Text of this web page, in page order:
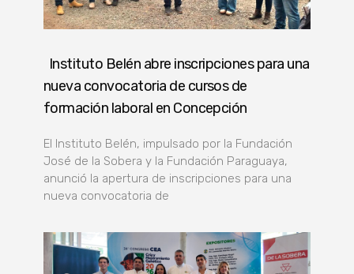
Instituto Belén abre inscripciones para una
nueva convocatoria de cursos de
formación laboral en Concepción
El Instituto Belén, impulsado por la Fundación
José de la Sobera y la Fundación Paraguaya,
anunció la apertura de inscripciones para una
nueva convocatoria de